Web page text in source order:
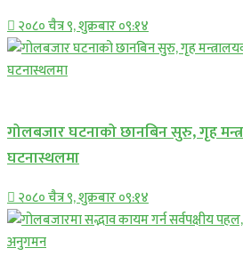
२०८० चैत्र ९, शुक्रबार ०९:१४
गोलबजार घटनाको छानबिन सुरु, गृह
घटनास्थलमा
२०८० चैत्र ९, शुक्रबार ०९:१४